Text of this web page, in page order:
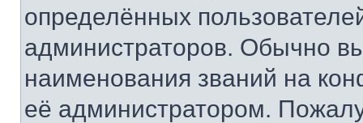
определённых
администраторов. Обычно
наименования званий на
её администратором.